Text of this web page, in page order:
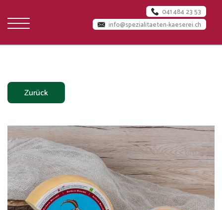
Über
uns
Käserei
Jobs
Team
Milchlieferanten
041 484 23 53
info@spezialitaeten-kaeserei.ch
Zurück